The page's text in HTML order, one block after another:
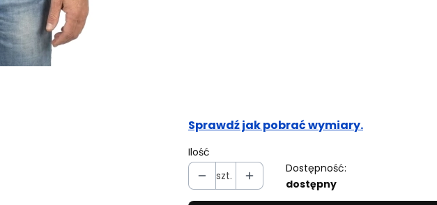
Sprawdź jak pobrać wymiary.
Ilość
szt.
Dostępność:
dostępny